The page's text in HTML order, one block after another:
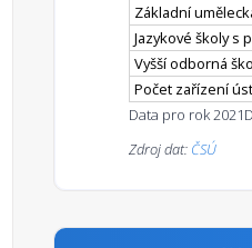
Základní
Jazykové školy s
Vyšší odborná
Počet zařízení
Data pro rok 2021
Zdroj dat: ČSÚ